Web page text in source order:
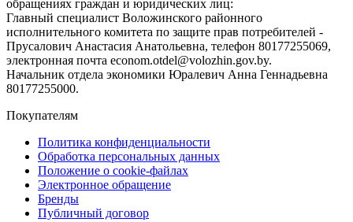
обращениях граждан и юридических лиц:
Главный специалист Воложинского районного
исполнительного комитета по защите прав потребителей -
Прусалович Анастасия Анатольевна, телефон 80177255069,
электронная почта econom.otdel@volozhin.gov.by.
Начальник отдела экономики Юралевич Анна Геннадьевна
80177255000.
Покупателям
Политика конфиденциальности
Обработка персональных данных
Положение о cookie-файлах
Электронное обращение
Бренды
Публичный договор